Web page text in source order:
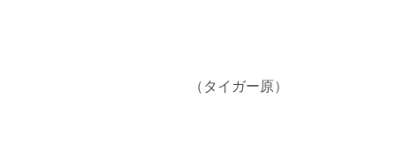
（タイガー原）